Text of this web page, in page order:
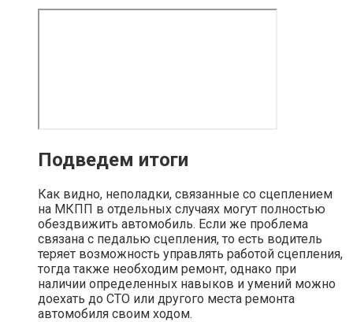
Подведем итоги
Как видно, неполадки, связанные со сцеплением
на МКПП в отдельных случаях могут полностью
обездвижить автомобиль. Если же проблема
связана с педалью сцепления, то есть водитель
теряет возможность управлять работой сцепления,
тогда также необходим ремонт, однако при
наличии определенных навыков и умений можно
доехать до СТО или другого места ремонта
автомобиля своим ходом.